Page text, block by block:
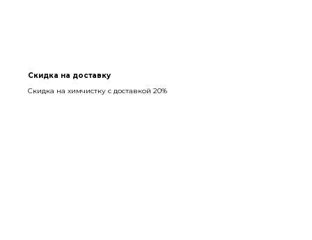
Скидка на доставку
Скидка на химчистку с доставкой 20%